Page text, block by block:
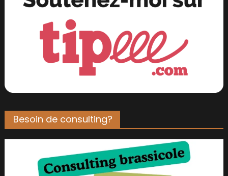
Besoin de consulting?